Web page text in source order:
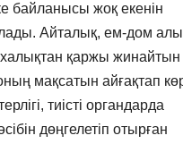
байланысы жоқ екенін
Айталық, ем-дом
қаржы жинайтын
мақсатын айғақтап
тиісті органдарда
дөңгелетіп отырған